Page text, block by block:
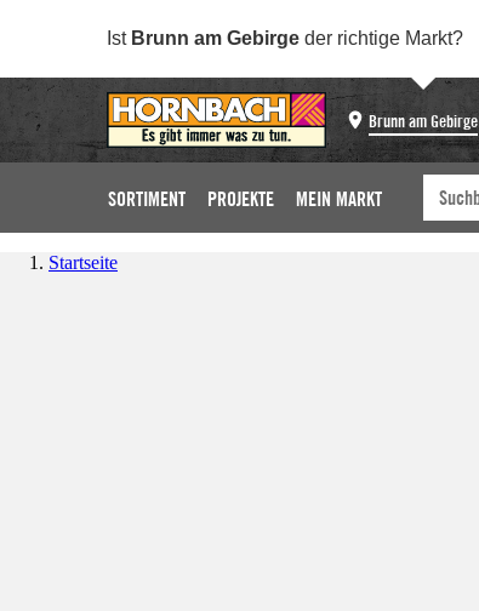
Ist Brunn am Gebirge der richtige Markt?
Brunn am Gebirge
SORTIMENT PROJEKTE MEIN MARKT
Startseite